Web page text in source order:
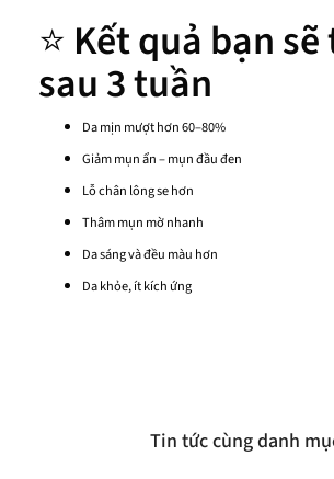
⭐ Kết quả bạn
sau 3 tuần
Da mịn mượt hơn 60–80%
Giảm mụn ẩn – mụn đầu đen
Lỗ chân lông se hơn
Thâm mụn mờ nhanh
Da sáng và đều màu hơn
Da khỏe, ít kích ứng
Tin tức cùng danh